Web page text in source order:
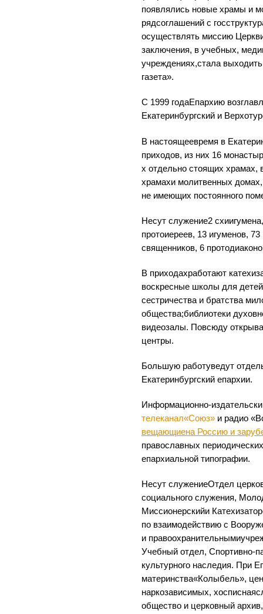
появлялись новые храмы и
рядсоглашений с
осуществлять миссию
заключения, в учебных,
учреждениях,стала
газета».
С 1999 годаЕпархию
Екатеринбургский и
В настоящеевремя в
приходов, из них 16
х отдельно стоящих храмах,
храмахи молитвенных
не имеющих постоянного
Несут служение2
протоиереев, 13 игуменов,
священников, 6
В приходахработают
воскресные школы для
сестричества и братства
общества;библиотеки
видеозалы. Повсюду
центры.
Большую работуведут
Екатеринбургский епархии.
Информационно-
телеканал«Союз» и радио
вещающиена Россию и
православных
епархиальной типографии.
Несут служениеОтдел
социального служения,
Миссионерскийи
по взаимодействию с
и
Учебный отдел, Спортивно-
культурного наследия. При
материнства«Колыбель»,
наркозависимых,
общество и церковный